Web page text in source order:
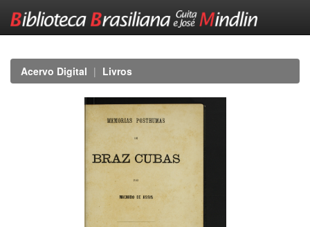
navigationAcervo Digital Livros